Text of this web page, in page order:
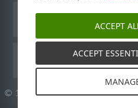
Guías para el
© 1992-2026ESET, spol. s r.o. -
ACCEPT
ACCEPT